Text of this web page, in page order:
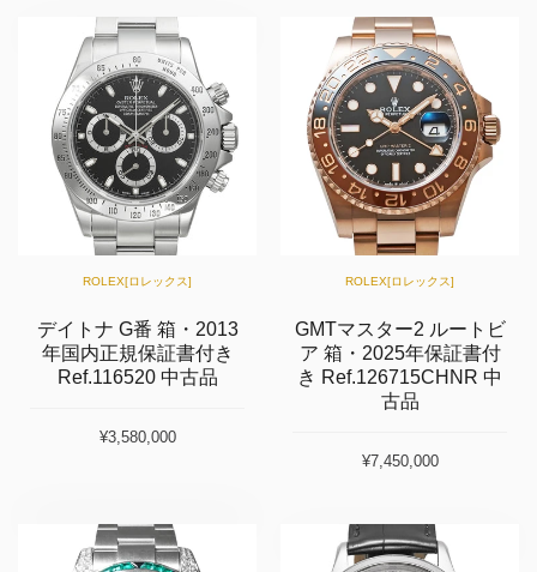
ROLEX[ロレックス]
デイトナ G番 箱・2013
年国内正規保証書付き
Ref.116520 中古品
¥3,580,000
ROLEX[ロレックス]
GMTマスター2 ルートビ
ア 箱・2025年保証書付
き Ref.126715CHNR 中
古品
¥7,450,000